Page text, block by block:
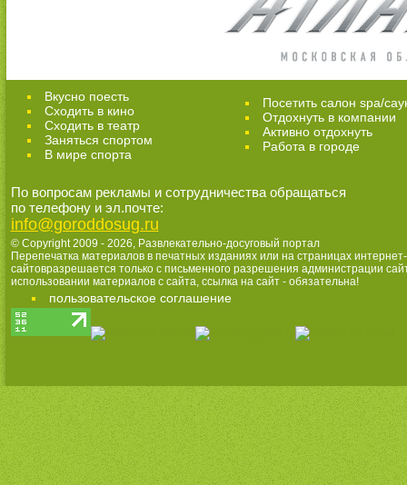
Вкусно поесть
Сходить в кино
Cходить в театр
Заняться спортом
В мире спорта
Посетить салон spa/
Отдохнуть в компании
Активно отдохнуть
Работа в городе
По вопросам рекламы и сотрудничества обращаться
по телефону и эл.почте:
info@goroddosug.ru
© Copyright 2009 - 2026, Развлекательно-досуговый портал
Перепечатка материалов в печатных изданиях или на страницах интернет-
сайтовразрешается только с письменного разрешения администрации
использовании материалов с сайта, ссылка на сайт - обязательна!
пользовательское соглашение